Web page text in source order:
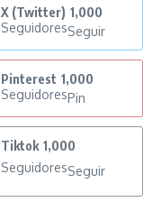
X (Twitter) 1,000
SeguidoresSeguir
Pinterest 1,000
SeguidoresPin
Tiktok 1,000
SeguidoresSeguir